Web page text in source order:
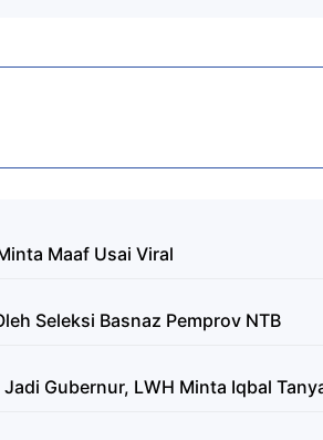
Maaf Usai Viral
Seleksi Basnaz Pemprov NTB
Gubernur, LWH Minta Iqbal